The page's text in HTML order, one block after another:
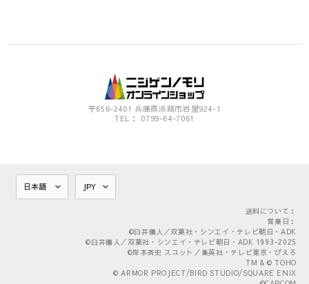
〒656-2401 兵庫県淡路市岩屋924-1
TEL： 0799-64-7061
送料について：
営業日：
©臼井儀人／双葉社・シンエイ・テレビ朝日・ADK
©臼井儀人／双葉社・シンエイ・テレビ朝日・ADK 1993-2025
©岸本斉史 スコット／集英社・テレビ東京・ぴえろ
TM & © TOHO
© ARMOR PROJECT/BIRD STUDIO/SQUARE ENIX